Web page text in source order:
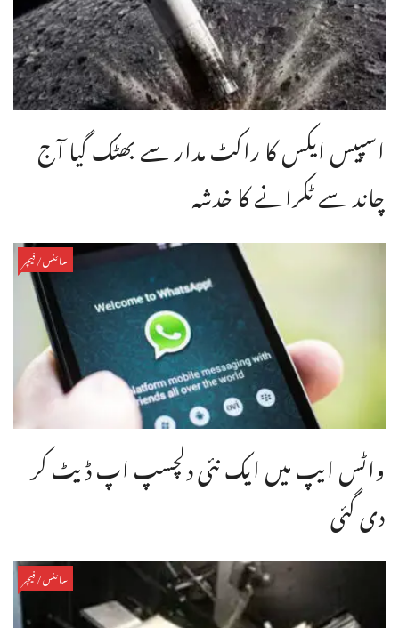
اسپیس ایکس کا راکٹ مدار سے بھٹک گیا آج
چاند سے ٹکرانے کا خدشہ
سائنس/فیچر
واٹس ایپ میں ایک نئی دلچسپ اپ ڈیٹ کر
دی گئی
سائنس/فیچر